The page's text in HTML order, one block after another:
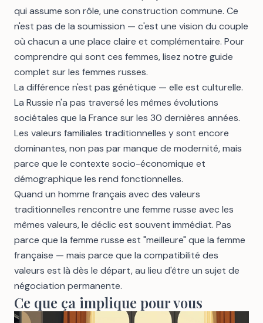
qui assume son rôle, une construction commune. Ce
n'est pas de la soumission — c'est une vision du couple
où chacun a une place claire et complémentaire. Pour
comprendre qui sont ces femmes, lisez notre guide
complet sur les femmes russes.
La différence n'est pas génétique — elle est culturelle.
La Russie n'a pas traversé les mêmes évolutions
sociétales que la France sur les 30 dernières années.
Les valeurs familiales traditionnelles y sont encore
dominantes, non pas par manque de modernité, mais
parce que le contexte socio-économique et
démographique les rend fonctionnelles.
Quand un homme français avec des valeurs
traditionnelles rencontre une femme russe avec les
mêmes valeurs, le déclic est souvent immédiat. Pas
parce que la femme russe est "meilleure" que la femme
française — mais parce que la compatibilité des
valeurs est là dès le départ, au lieu d'être un sujet de
négociation permanente.
Ce que ça implique pour vous